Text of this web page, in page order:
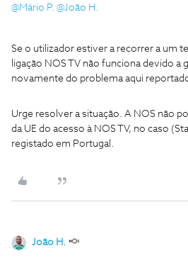
@Mário P. @João H.
Se o utilizador estiver a recorrer a um
ligação NOS TV não funciona devido a
novamente do problema aqui
Urge resolver a situação. A NOS não
da UE do acesso à NOS TV, no caso
registado em Portugal.
João H.